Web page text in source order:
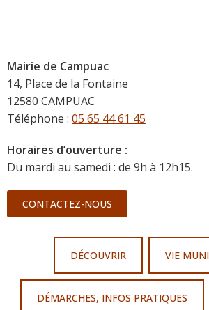
Mairie de Campuac
14, Place de la Fontaine
12580 CAMPUAC
Téléphone : 05 65 44 61 45
Horaires d’ouverture :
Du mardi au samedi : de 9h à 12h15.
CONTACTEZ-NOUS
DÉCOUVRIR VIE
DÉMARCHES, INFOS PRATIQUES